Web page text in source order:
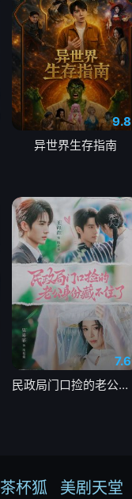
9.8
异世界生存指南
7.6
民政局门口捡的老公身份藏不住了
茶杯狐 美剧天堂